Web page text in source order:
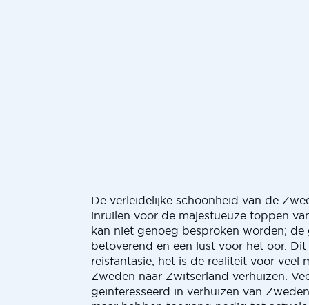
De verleidelijke schoonheid van de
inruilen voor de majestueuze toppen
kan niet genoeg besproken worden; de
betoverend en een lust voor het oor. Dit
reisfantasie; het is de realiteit voor veel
Zweden naar Zwitserland verhuizen.
geïnteresseerd in verhuizen van